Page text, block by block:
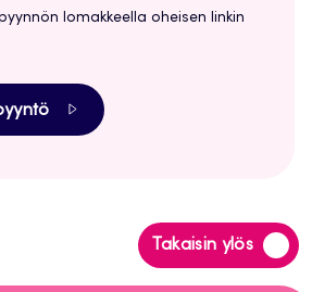
lomakkeella oheisen linkin
Takaisin ylös
Siirry
takaisin